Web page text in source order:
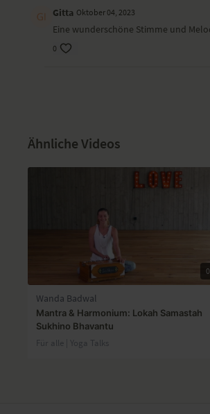
Gitta Oktober 04, 2023
Eine wunderschöne Stimme und
0
Ähnliche Videos
Wanda Badwal
Mantra & Harmonium: Lokah Samastah
Sukhino Bhavantu
Für alle | Yoga Talks